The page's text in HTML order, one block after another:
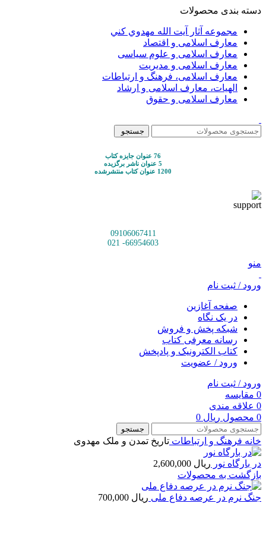
دسته بندی محصولات
مجموعه آثار آيت الله مهدوي كني
معارف اسلامی و اقتصاد
معارف اسلامی و علوم سیاسی
معارف اسلامی و مدیریت
معارف اسلامی، فرهنگ و ارتباطات
الهیات، معارف اسلامی و ارشاد
معارف اسلامی و حقوق
جستجو
76 عنوان جایزه کتاب
5 عنوان ناشر برگزیده
1200 عنوان کتاب منتشرشده
09106067411
66954603- 021
منو
ورود / ثبت نام
صفحه آغازین
در یک نگاه
شبکه پخش و فروش
رسانه معرفی کتاب
کتاب الکترونیک و پادپخش
ورود / عضویت
ورود / ثبت نام
0 مقایسه
0 علاقه مندی
0 محصول ریال
جستجو
خانه فرهنگ و ارتباطات تاریخ تمدن و ملک مهدوی
در بارگاه نور ریال
بازگشت به محصولات
جنگ نرم در عرصه دفاع ملی ریال